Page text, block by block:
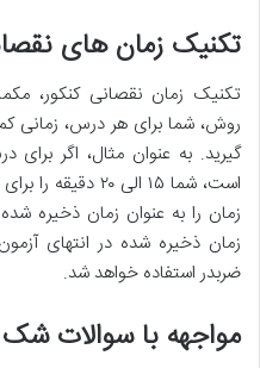
تکنیک زمان های
تکنیک زمان نقصانی کنکور،
روش، شما برای هر درس، زمانی
است، شما ۱۵ الی
زمان را به عنوان زمان ذخیره
زمان ذخیره شده در انتهای
ضربدر استفاده خواهد شد.
مواجهه با سوالات